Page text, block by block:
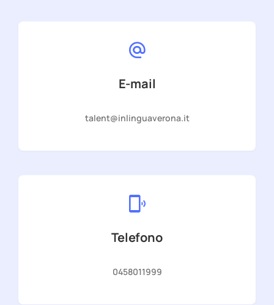
E-mail
talent@inlinguaverona.it
Telefono
0458011999